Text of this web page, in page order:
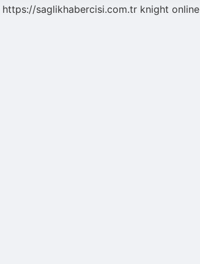
https://saglikhabercisi.com.tr knight online